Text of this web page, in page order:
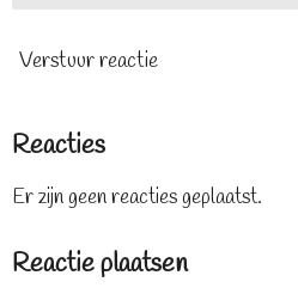
Verstuur reactie
Reacties
Er zijn geen reacties geplaatst.
Reactie plaatsen